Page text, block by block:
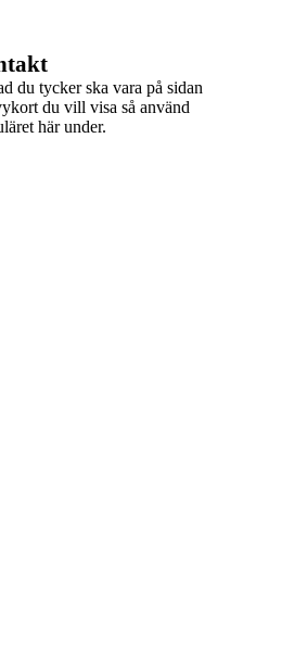
du tycker ska vara på sidan
du vill visa så använd
här under.